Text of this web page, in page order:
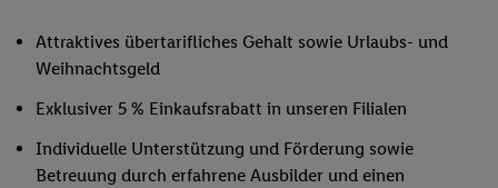
Attraktives übertarifliches Gehalt sowie Urlaubs- und
Weihnachtsgeld
Exklusiver 5 % Einkaufsrabatt in unseren Filialen
Individuelle Unterstützung und Förderung sowie
Betreuung durch erfahrene Ausbilder und einen